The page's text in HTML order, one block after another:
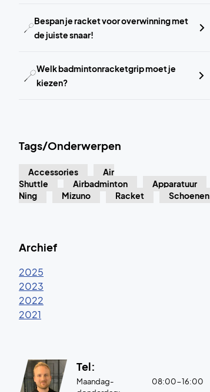
Bespan je racket voor overwinning met
de juiste snaar!
Welk badmintonracketgrip moet je
kiezen?
Tags/Onderwerpen
Accessories
Air
Shuttle
Airbadminton Apparatuur
Ning
Mizuno Racket Schoenen
Archief
2025
2023
2022
2021
Tel:
Maandag-
08:00-16:00